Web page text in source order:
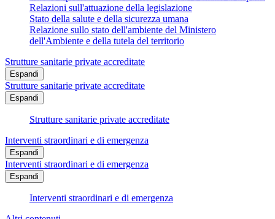
Relazioni sull'attuazione della legislazione
Stato della salute e della sicurezza umana
Relazione sullo stato dell'ambiente del Ministero
dell'Ambiente e della tutela del territorio
Strutture sanitarie private accreditate
Espandi
Strutture sanitarie private accreditate
Espandi
Strutture sanitarie private accreditate
Interventi straordinari e di emergenza
Espandi
Interventi straordinari e di emergenza
Espandi
Interventi straordinari e di emergenza